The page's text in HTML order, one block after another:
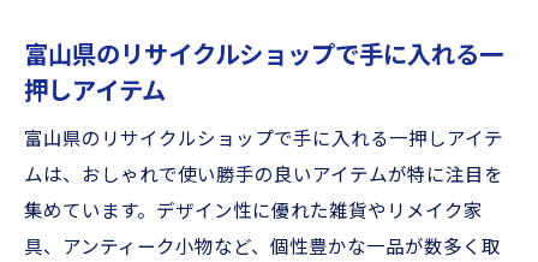
富山県のリサイクルショップで手に入れる一
押しアイテム
富山県のリサイクルショップで手に入れる一押しアイテ
ムは、おしゃれで使い勝手の良いアイテムが特に注目を
集めています。デザイン性に優れた雑貨やリメイク家
具、アンティーク小物など、個性豊かな一品が数多く取